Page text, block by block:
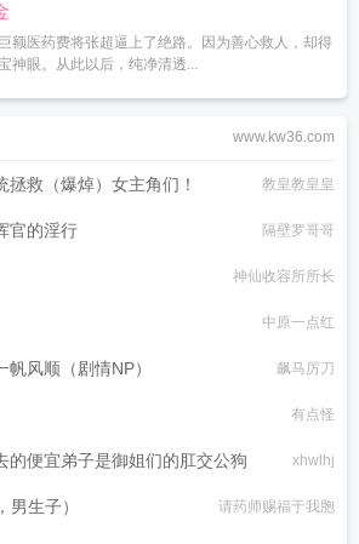
额医药费将张超逼上了绝路。因为善心救人，却得
神眼。从此以后，纯净清透...
www.kw36.com
拯救（爆焯）女主角们！ 教皇教皇皇
官的淫行 隔壁罗哥哥
神仙收容所所长
中原一点红
帆风顺（剧情NP） 飙马厉刀
有点怪
的便宜弟子是御姐们的肛交公狗 xhwlhj
生子） 请药师赐福于我胞